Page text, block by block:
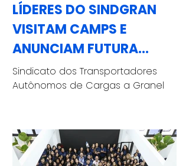
LÍDERES DO SINDGRAN
VISITAM CAMPS E
ANUNCIAM FUTURA
CONTRATAÇÃO DE UM
JOVEM APRENDIZ
Sindicato dos Transportadores
Autônomos de Cargas a Granel
para a campanha permanente
do CAMPS O presidente do
Sindgran (Sindicato dos